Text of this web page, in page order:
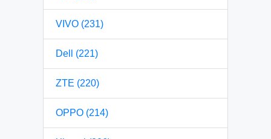
VIVO (231)
Dell (221)
ZTE (220)
OPPO (214)